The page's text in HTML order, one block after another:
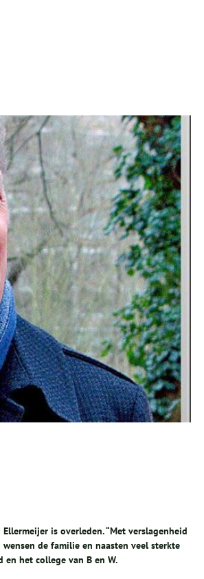
is overleden. “Met verslagenheid
de familie en naasten veel sterkte
en het college van B en W.